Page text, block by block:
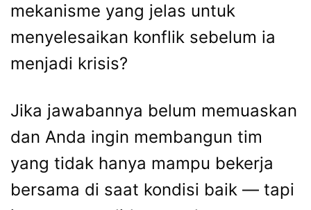
mekanisme yang jelas untuk
menyelesaikan konflik sebelum ia
menjadi krisis?
Jika jawabannya belum memuaskan
dan Anda ingin membangun tim
yang tidak hanya mampu bekerja
bersama di saat kondisi baik — tapi